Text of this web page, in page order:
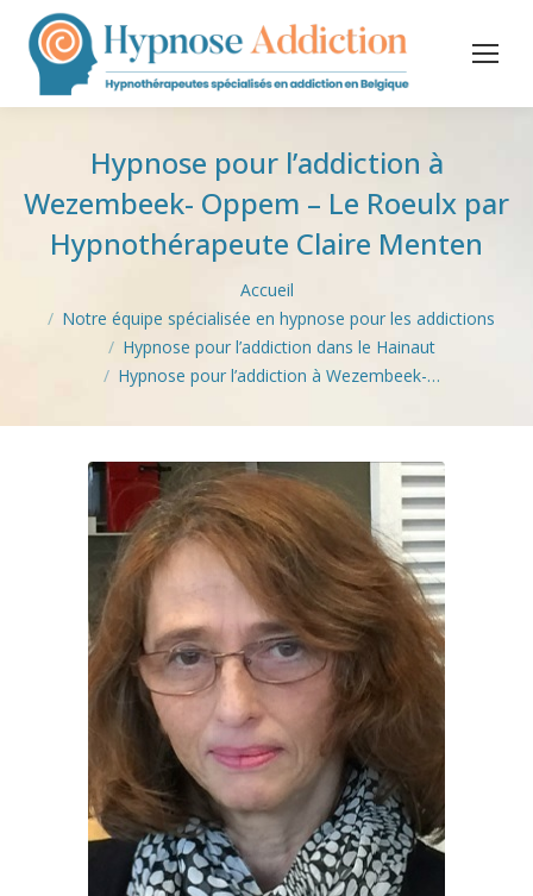
Hypnose pour l’addiction à
Wezembeek- Oppem – Le Roeulx par
Hypnothérapeute Claire Menten
Accueil
Notre équipe spécialisée en hypnose pour les addictions
Hypnose pour l’addiction dans le Hainaut
Hypnose pour l’addiction à Wezembeek-…